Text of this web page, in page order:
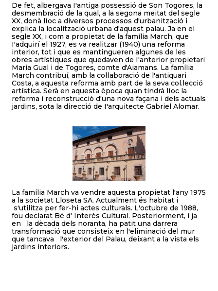
De fet, albergava I'antiga possessió de Son Togores, la
desmembració de la qual, a la segona meitat del segle
XX, donà lIoc a diversos processos d'urbanització i
explica la localització urbana d'aquest palau. Ja en el
segle XX, i com a propietat de la família March, que
I'adquirí el 1927, es va realitzar (1940) una reforma
interior, tot i que es mantingueren algunes de les
obres artístiques que quedaven de I'anterior propietari
Maria Gual i de Togores, comte d'Aiamans. La família
March contribuí, amb la col·laboració de l'antiquari
Costa, a aquesta reforma amb part de la seva col.lecció
artística. Serà en aquesta època quan tindrà lIoc la
reforma i reconstrucció d'una nova façana i dels actuals
jardins, sota la direcció de I'arquitecte Gabriel Alomar.
La família March va vendre aquesta propietat l'any 1975
a la societat Lloseta SA. Actualment és habitat i
s'utilitza per fer-hi actes culturals. L'octubre de 1988,
fou declarat Bé d' Interès Cultural. Posteriorment, i ja
en la dècada dels noranta, ha patit una darrera
transformació que consisteix en l'eliminació del mur
que tancava l'exterior del Palau, deixant a la vista els
jardins interiors.